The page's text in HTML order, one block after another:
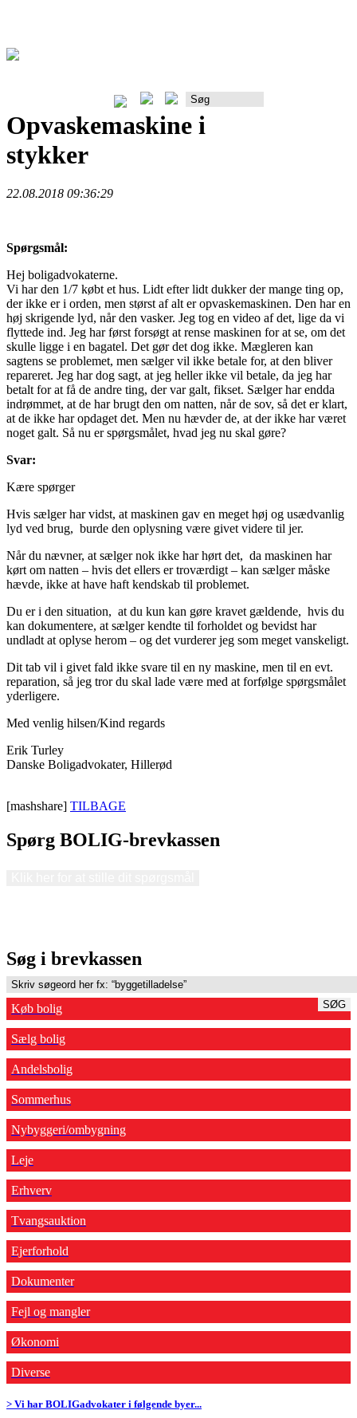
Opvaskemaskine i
stykker
22.08.2018 09:36:29
Spørgsmål:
Hej boligadvokaterne.
Vi har den 1/7 købt et hus. Lidt efter lidt dukker der mange ting op,
der ikke er i orden, men størst af alt er opvaskemaskinen. Den har en
høj skrigende lyd, når den vasker. Jeg tog en video af det, lige da vi
flyttede ind. Jeg har først forsøgt at rense maskinen for at se, om det
skulle ligge i en bagatel. Det gør det dog ikke. Mægleren kan
sagtens se problemet, men sælger vil ikke betale for, at den bliver
repareret. Jeg har dog sagt, at jeg heller ikke vil betale, da jeg har
betalt for at få de andre ting, der var galt, fikset. Sælger har endda
indrømmet, at de har brugt den om natten, når de sov, så det er klart,
at de ikke har opdaget det. Men nu hævder de, at der ikke har været
noget galt. Så nu er spørgsmålet, hvad jeg nu skal gøre?
Svar:
Kære spørger
Hvis sælger har vidst, at maskinen gav en meget høj og usædvanlig
lyd ved brug, burde den oplysning være givet videre til jer.
Når du nævner, at sælger nok ikke har hørt det, da maskinen har
kørt om natten – hvis det ellers er troværdigt – kan sælger måske
hævde, ikke at have haft kendskab til problemet.
Du er i den situation, at du kun kan gøre kravet gældende, hvis du
kan dokumentere, at sælger kendte til forholdet og bevidst har
undladt at oplyse herom – og det vurderer jeg som meget vanskeligt.
Dit tab vil i givet fald ikke svare til en ny maskine, men til en evt.
reparation, så jeg tror du skal lade være med at forfølge spørgsmålet
yderligere.
Med venlig hilsen/Kind regards
Erik Turley
Danske Boligadvokater, Hillerød
[mashshare] TILBAGE
Spørg BOLIG-brevkassen
Søg i brevkassen
SØG
Køb bolig
Sælg bolig
Andelsbolig
Sommerhus
Nybyggeri/ombygning
Leje
Erhverv
Tvangsauktion
Ejerforhold
Dokumenter
Fejl og mangler
Økonomi
Diverse
> Vi har BOLIGadvokater i følgende byer...